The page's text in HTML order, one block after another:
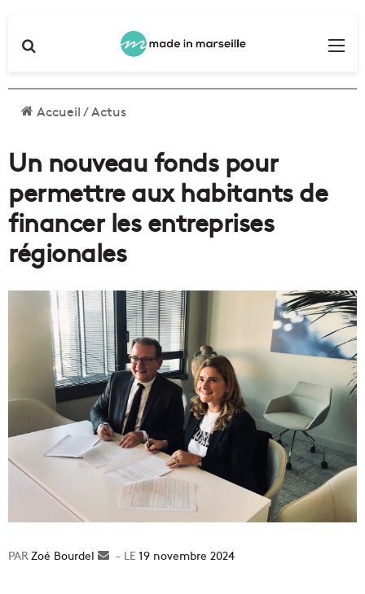
Accueil/Actus
Un nouveau fonds pour
permettre aux habitants de
financer les entreprises
régionales
Zoé Bourdel
Envoyer19 novembre 2024